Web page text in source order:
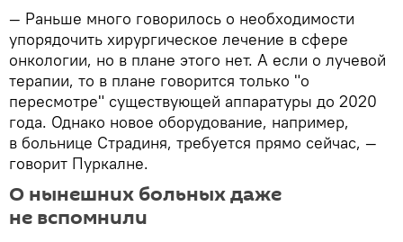
— Раньше много говорилось о необходимости
упорядочить хирургическое лечение в сфере
онкологии, но в плане этого нет. А если о лучевой
терапии, то в плане говорится только "о
пересмотре" существующей аппаратуры до 2020
года. Однако новое оборудование, например,
в больнице Страдиня, требуется прямо сейчас, —
говорит Пуркалне.
О нынешних больных даже
не вспомнили